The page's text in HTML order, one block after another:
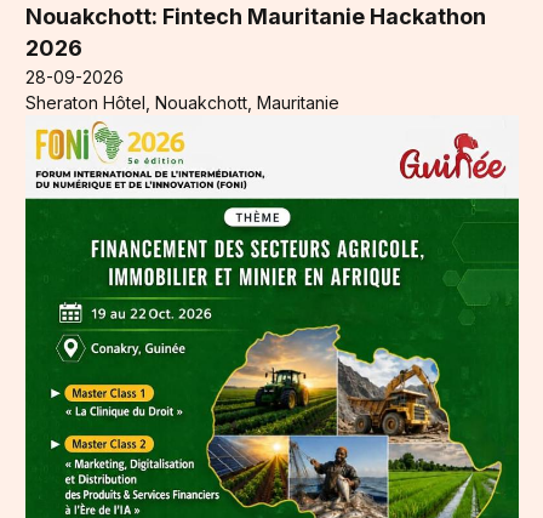
Nouakchott: Fintech Mauritanie Hackathon
2026
28-09-2026
Sheraton Hôtel, Nouakchott, Mauritanie